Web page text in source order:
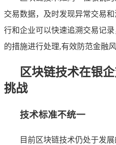
交易数据，及时发现异常交易
行和企业可以快速追溯交易记
的措施进行处理,有效防范金融风
区块链技术在银
挑战
技术标准不统一
目前区块链技术仍处于发